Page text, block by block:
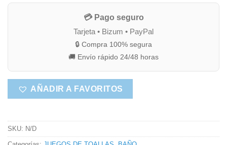
💳 Pago seguro
Tarjeta • Bizum • PayPal
🔒 Compra 100% segura
🚚 Envío rápido 24/48 horas
AÑADIR A FAVORITOS
SKU: N/D